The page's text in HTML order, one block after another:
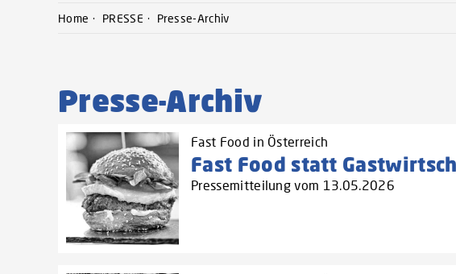
Home PRESSE Presse-Archiv
Presse-Archiv
Fast Food in Österreich
Fast Food statt
Pressemitteilung vom 13.05.2026